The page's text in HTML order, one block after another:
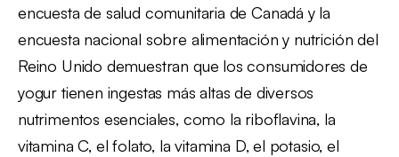
encuesta de salud comunitaria de Canadá y la
encuesta nacional sobre alimentación y nutrición del
Reino Unido demuestran que los consumidores de
yogur tienen ingestas más altas de diversos
nutrimentos esenciales, como la riboflavina, la
vitamina C, el folato, la vitamina D, el potasio, el